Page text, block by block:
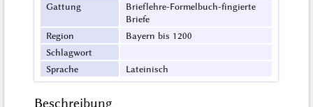
Gattung
Brieflehre-Formelbuch-fingierte
Briefe
Region
Bayern bis 1200
Schlagwort
Sprache
Lateinisch
Beschreibung